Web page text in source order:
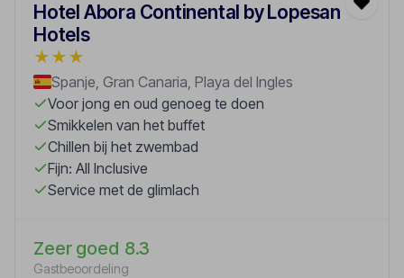
Hotel Abora Continental by Lopesan
Hotels
★★★
Spanje, Gran Canaria, Playa del Ingles
Voor jong en oud genoeg te doen
Smikkelen van het buffet
Chillen bij het zwembad
Fijn: All Inclusive
Service met de glimlach
Zeer goed 8.3
Gastbeoordeling